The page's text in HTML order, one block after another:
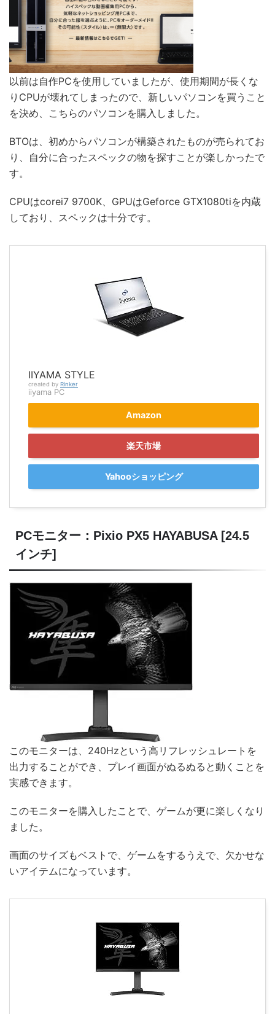
以前は自作PCを使用していましたが、使用期間が長くな
りCPUが壊れてしまったので、新しいパソコンを買うこと
を決め、こちらのパソコンを購入しました。
BTOは、初めからパソコンが構築されたものが売られてお
り、自分に合ったスペックの物を探すことが楽しかったで
す。
CPUはcorei7 9700K、GPUはGeforce GTX1080tiを内蔵
しており、スペックは十分です。
IIYAMA STYLE
created by Rinker
iiyama PC
Amazon
楽天市場
Yahooショッピング
PCモニター：Pixio PX5 HAYABUSA [24.5
インチ]
このモニターは、240Hzという高リフレッシュレートを
出力することができ、プレイ画面がぬるぬると動くことを
実感できます。
このモニターを購入したことで、ゲームが更に楽しくなり
ました。
画面のサイズもベストで、ゲームをするうえで、欠かせな
いアイテムになっています。